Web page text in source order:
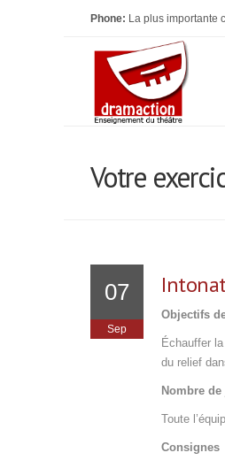
Phone: La plus importante
Votre
07
Sep
Objectifs
Échauffer
du relief
Nombre
Toute
Consignes